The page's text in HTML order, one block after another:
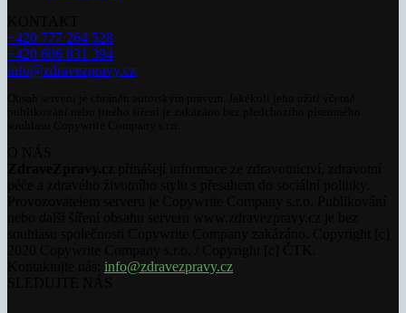
+420 777 264 528
+420 606 831 394
info@zdravezpravy.cz
info@zdravezpravy.cz